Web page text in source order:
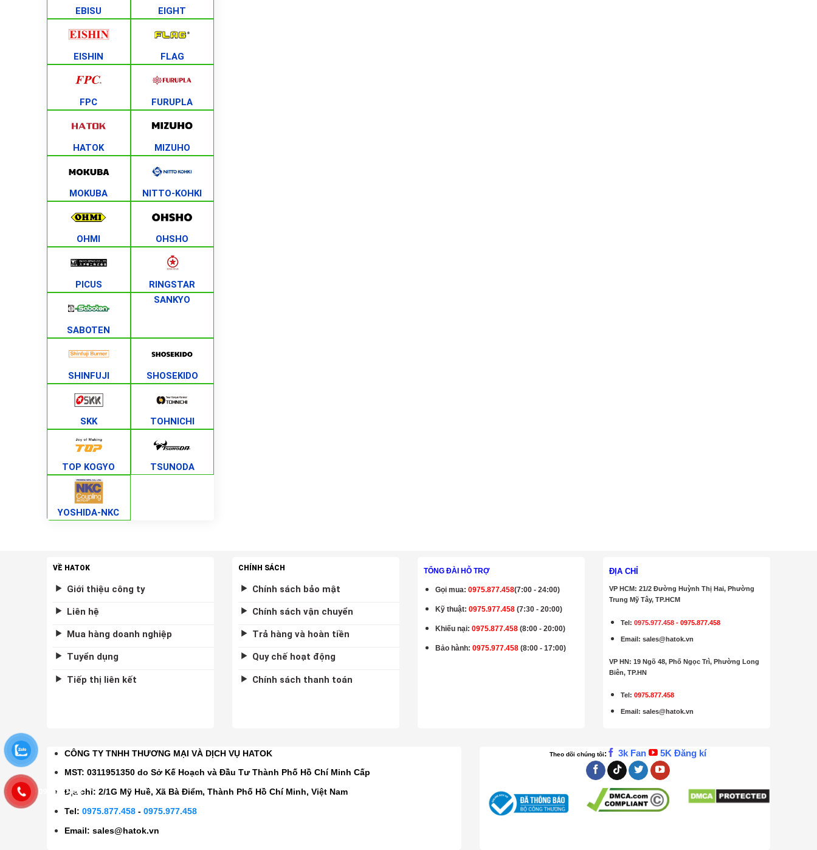
EBISU EIGHT
EISHIN FLAG
FPC FURUPLA
HATOK MIZUHO
MOKUBA NITTO-KOHKI
OHMI OHSHO
PICUS RINGSTAR
SABOTEN
SANKYO
SHINFUJI SHOSEKIDO
SKK TOHNICHI
TOP KOGYO TSUNODA
YOSHIDA-NKC
VỀ HATOK
Giới thiệu công ty
Liên hệ
Mua hàng doanh nghiệp
Tuyển dụng
Tiếp thị liên kết
CHÍNH SÁCH
Chính sách bảo mật
Chính sách vận chuyển
Trả hàng và hoàn tiền
Quy chế hoạt động
Chính sách thanh toán
TỔNG ĐÀI HỖ TRỢ
Gọi mua:0975.877.458(7:00 - 24:00)
Kỹ thuật:0975.977.458 (7:30 - 20:00)
Khiếu nại: 0975.877.458 (8:00 - 20:00)
Bảo hành:0975.977.458 (8:00 - 17:00)
ĐỊA CHỈ
VP HCM: 21/2 Đường Huỳnh Thị Hai, Phường
Trung Mỹ Tây, TP.HCM
Tel:0975.977.458 -0975.877.458
Email:sales@hatok.vn
VP HN: 19 Ngõ 48, Phố Ngọc Trì, Phường Long
Biên, TP.HN
Tel: 0975.877.458
Email :sales@hatok.vn
CÔNG TY TNHH THƯƠNG MẠI VÀ DỊCH VỤ HATOK
MST: 0311951350 do Sở Kế Hoạch và Đầu Tư Thành Phố Hồ Chí Minh Cấp
Địa chỉ: 2/1G Mỹ Huề, Xã Bà Điểm, Thành Phố Hồ Chí Minh, Việt Nam
Tel:0975.877.458 -0975.977.458
Email:sales@hatok.vn
Theo dõi chúng tôi: 3k Fan 5K Đăng kí
0975877458